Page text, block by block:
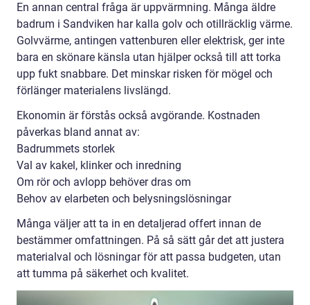
En annan central fråga är uppvärmning. Många äldre
badrum i Sandviken har kalla golv och otillräcklig värme.
Golvvärme, antingen vattenburen eller elektrisk, ger inte
bara en skönare känsla utan hjälper också till att torka
upp fukt snabbare. Det minskar risken för mögel och
förlänger materialens livslängd.
Ekonomin är förstås också avgörande. Kostnaden
påverkas bland annat av:
Badrummets storlek
Val av kakel, klinker och inredning
Om rör och avlopp behöver dras om
Behov av elarbeten och belysningslösningar
Många väljer att ta in en detaljerad offert innan de
bestämmer omfattningen. På så sätt går det att justera
materialval och lösningar för att passa budgeten, utan
att tumma på säkerhet och kvalitet.